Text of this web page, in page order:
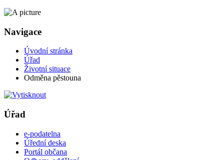
Navigace
Úvodní stránka
Úřad
Životní situace
Odměna pěstouna
Úřad
e-podatelna
Úřední deska
Portál občana